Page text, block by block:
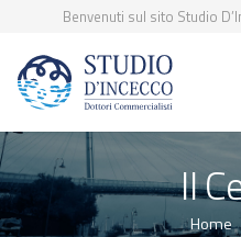
Benvenuti sul sito Studio
Il
Home